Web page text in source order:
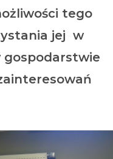
tego
jej w
gospodarstwie